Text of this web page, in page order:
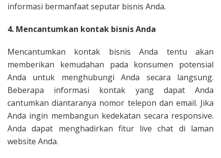
informasi bermanfaat seputar bisnis Anda.
4. Mencantumkan kontak bisnis Anda
Mencantumkan kontak bisnis Anda tentu akan
memberikan kemudahan pada konsumen potensial
Anda untuk menghubungi Anda secara langsung.
Beberapa informasi kontak yang dapat Anda
cantumkan diantaranya nomor telepon dan email. Jika
Anda ingin membangun kedekatan secara responsive.
Anda dapat menghadirkan fitur live chat di laman
website Anda.